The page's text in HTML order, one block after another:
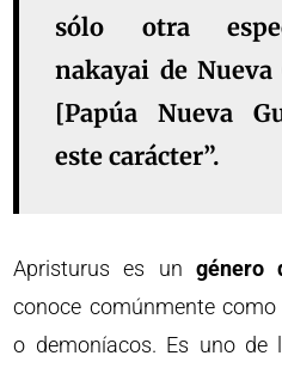
sólo otra
nakayai de Nueva
[Papúa Nueva
este carácter”.
Apristurus es un género
conoce comúnmente
o demoníacos. Es uno de